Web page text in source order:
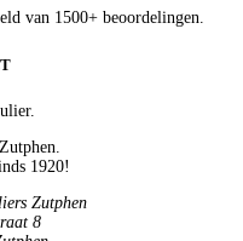
van 1500+ beoordelingen.
Zutphen
1920!
Zutphen
8